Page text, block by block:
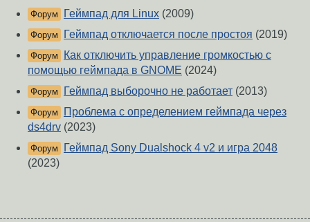
Форум Геймпад для Linux (2009)
Форум Геймпад отключается после простоя (2019)
Форум
Как отключить управление громкостью с
помощью геймпада в GNOME (2024)
Форум Геймпад выборочно не работает (2013)
Форум
Проблема с определением геймпада через
ds4drv (2023)
Форум
Геймпад Sony Dualshock 4 v2 и игра 2048
(2023)